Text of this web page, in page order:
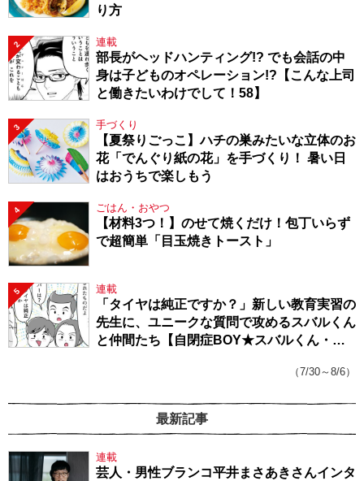
り方
2 連載
部長がヘッドハンティング!? でも会話の中
身は子どものオペレーション!?【こんな上司
と働きたいわけでして！58】
3 手づくり
【夏祭りごっこ】ハチの巣みたいな立体のお
花「でんぐり紙の花」を手づくり！ 暑い日
はおうちで楽しもう
4 ごはん・おやつ
【材料3つ！】のせて焼くだけ！包丁いらず
で超簡単「目玉焼きトースト」
5 連載
「タイヤは純正ですか？」新しい教育実習の
先生に、ユニークな質問で攻めるスバルくん
と仲間たち【自閉症BOY★スバルくん・
（7/30～8/6）
最新記事
連載
芸人・男性ブランコ平井まさあきさんインタ